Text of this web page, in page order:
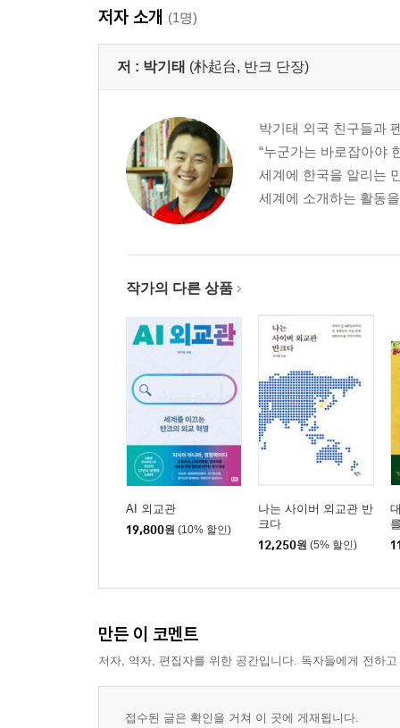
대한민국을 넘어 더 큰 세상에 네 꿈을 맞춰라
‘지금’의 변화가 ‘미래’의 모습을 결정한다
(반크 선배 상민 양과의 일문일답)
겨자씨가 나무로 자라 숲을 이루듯이
(다른 나라의 문화와 역사를 공부해 보자)
(나라별 주요 정보를 정리하고 한국과의 관계를 조
(논리적으로 커뮤니케이션할 수 있는 능력을 키우
‘반크 홍보대사’라면 꼭 지켜야 할 10가지
“한국에 대해 제대로 알려줘서 고마워”
‘모의 유엔’, 글로벌 이슈로 영어 토론을 벌여라
커뮤니케이션 최고 무기는 한국의 마음 ‘정’
(친구의 나라 문화를 알아보자)
‘청년 반크’에 지지 않는 ‘노인 반크’ 이야기
나와 세상을 바꾸는 ‘월드 체인저’ 13단계
(세계를 변화시킨 사람들은 누가 있을까)
(정부의 글로벌 청년 리더 양성 프로젝트)
(전 세계에 협력·교류 서한을 보내 보자)
‘일본해’ ‘중국의 속국’, 왜 왜곡하는 걸까?
(우리 역사의 시대별 매력을 조사해 보자)
우리들의 찬란하게 반짝이는 이야기를 들려줘라
(외국인 친구에게 한국의 관광지를 소개해 보자)
저자 소개 (1명)
저 : 박기태 (朴起台, 반크 단장)
박기태 외국 친구들과
“누군가는 바로잡아야
세계에 한국을 알리는
세계에 소개하는 활동
작가의 다른 상품
AI 외교관
19,800원 (10% 할인)
나는 사이버 외교관 반
크다
12,250원 (5% 할인)
만든 이 코멘트
저자, 역자, 편집자를 위한 공간입니다. 독자들에게 전하
접수된 글은 확인을 거쳐 이 곳에 게재됩니다.